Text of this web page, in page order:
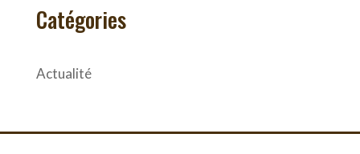
Catégories
Actualité